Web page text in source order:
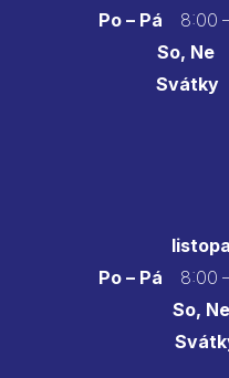
Po – Pá
8:00
So, Ne
Svátky
Po – Pá 8:00 –
So, Ne